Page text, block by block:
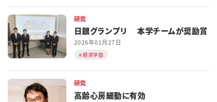
研究
日銀グランプリ 本学チームが奨励賞
2026年01月27日
経済学部
研究
高齢心房細動に有効